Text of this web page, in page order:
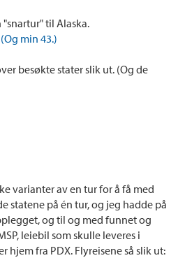
til Alaska.
min 43.)
besøkte stater slik ut. (Og de
varianter av en tur for å få med
statene på én tur, og jeg hadde på
og til og med funnet og
leiebil som skulle leveres i
hjem fra PDX. Flyreisene så slik ut: